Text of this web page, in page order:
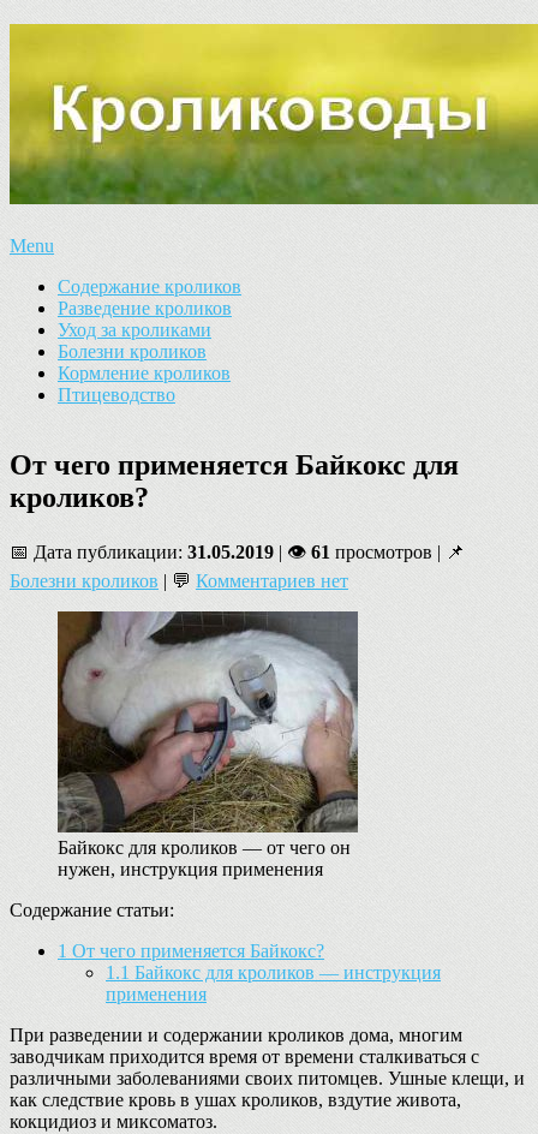
Menu
Содержание кроликов
Разведение кроликов
Уход за кроликами
Болезни кроликов
Кормление кроликов
Птицеводство
От чего применяется Байкокс для
кроликов?
📅 Дата публикации: 31.05.2019 | 👁 61 просмотров | 📌
Болезни кроликов | 💬 Комментариев нет
Байкокс для кроликов — от чего он
нужен, инструкция применения
Содержание статьи:
1 От чего применяется Байкокс?
1.1 Байкокс для кроликов — инструкция
применения
При разведении и содержании кроликов дома, многим
заводчикам приходится время от времени сталкиваться с
различными заболеваниями своих питомцев. Ушные клещи, и
как следствие кровь в ушах кроликов, вздутие живота,
кокцидиоз и миксоматоз.